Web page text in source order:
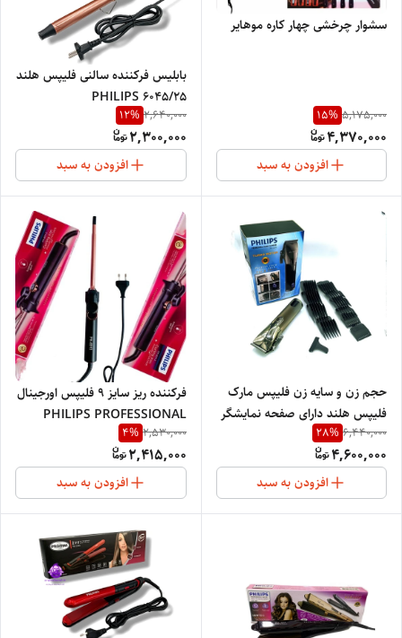
سشوار چرخشی چهار کاره موهایر
5,175,000
15%
4,370,000
افزودن به سبد
بابلیس فرکننده سالنی فلیپس هلند
PHILIPS 6045/25
2,640,000
12%
2,300,000
افزودن به سبد
حجم زن و سایه زن فلیپس مارک
فلیپس هلند دارای صفحه نمایشگر
دور متور متناسب با ضخامت
6,440,000
28%
4,600,000
افزودن به سبد
فرکننده ریز سایز ۹ فلیپس اورجینال
PHILIPS PROFESSIONAL
6913
2,530,000
4%
2,415,000
افزودن به سبد